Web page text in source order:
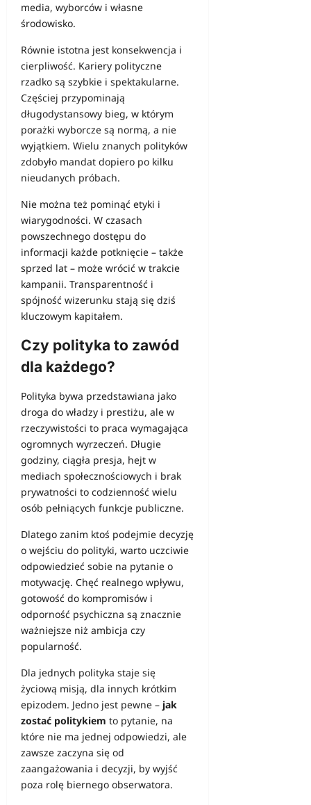
media, wyborców i własne
środowisko.
Równie istotna jest konsekwencja i
cierpliwość. Kariery polityczne
rzadko są szybkie i spektakularne.
Częściej przypominają
długodystansowy bieg, w którym
porażki wyborcze są normą, a nie
wyjątkiem. Wielu znanych polityków
zdobyło mandat dopiero po kilku
nieudanych próbach.
Nie można też pominąć etyki i
wiarygodności. W czasach
powszechnego dostępu do
informacji każde potknięcie – także
sprzed lat – może wrócić w trakcie
kampanii. Transparentność i
spójność wizerunku stają się dziś
kluczowym kapitałem.
Czy polityka to zawód
dla każdego?
Polityka bywa przedstawiana jako
droga do władzy i prestiżu, ale w
rzeczywistości to praca wymagająca
ogromnych wyrzeczeń. Długie
godziny, ciągła presja, hejt w
mediach społecznościowych i brak
prywatności to codzienność wielu
osób pełniących funkcje publiczne.
Dlatego zanim ktoś podejmie decyzję
o wejściu do polityki, warto uczciwie
odpowiedzieć sobie na pytanie o
motywację. Chęć realnego wpływu,
gotowość do kompromisów i
odporność psychiczna są znacznie
ważniejsze niż ambicja czy
popularność.
Dla jednych polityka staje się
życiową misją, dla innych krótkim
epizodem. Jedno jest pewne – jak
zostać politykiem to pytanie, na
które nie ma jednej odpowiedzi, ale
zawsze zaczyna się od
zaangażowania i decyzji, by wyjść
poza rolę biernego obserwatora.